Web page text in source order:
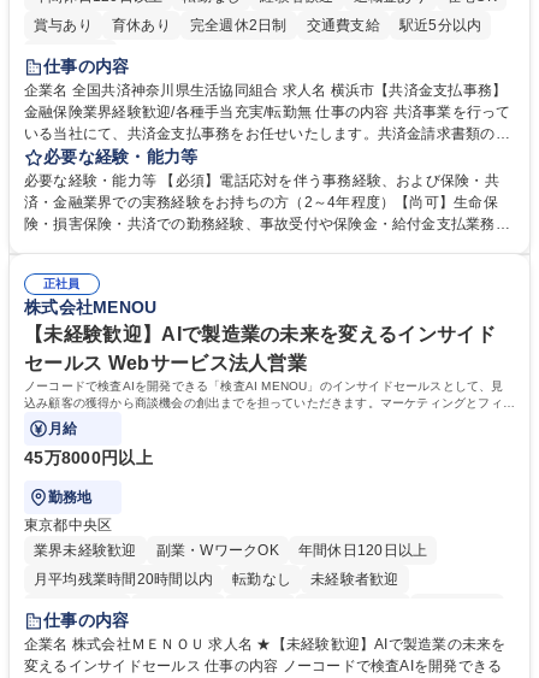
賞与あり
育休あり 完全週休2日制 交通費支給
駅近5分以内
土日祝休み
仕事の内容
企業名 全国共済神奈川県生活協同組合 求人名 横浜市【共済金支払事務】
金融保険業界経験歓迎/各種手当充実/転勤無 仕事の内容 共済事業を行って
いる当社にて、共済金支払事務をお任せいたします。共済金請求書類の受
付・内容確認・審査・データ入力のほか、加入者様や医療機関等からの問
い合わせ電話対応や書類発送等を担当します。 ■共済金請求書類の受付、
内容確認、および共済金支払に関する審査・事務処理業務全般を担当 ■専
用システムへのデータ入力、各種必要書類の作成・発送作業 ■加入者様や
指定する業務 募集職種 横浜市【共済金支払事務】金融保険業界経験歓迎/
各種手当充実/転勤無
必要な経験・能力等
必要な経験・能力等 【必須】電話応対を伴う事務経験、および保険・共
済・金融業界での実務経験をお持ちの方（2～4年程度）【尚可】生命保
険・損害保険・共済での勤務経験、事故受付や保険金・給付金支払業務経
務へのキャリアチェンジ希望者も大歓迎です！ 学歴・資格 学歴：大学院
大学 高専 短大 専修学校 高校 語学力： 資格：
正社員
株式会社MENOU
【未経験歓迎】AIで製造業の未来を変えるインサイド
セールス Webサービス法人営業
ノーコードで検査AIを開発できる「検査AI MENOU」のインサイドセールスとして、見
込み顧客の獲得から商談機会の創出までを担っていただきます。マーケティングとフィー
ルドセールスをつなぐ役割として、
月給
45万8000円以上
勤務地
東京都中央区
業界未経験歓迎
副業・WワークOK
年間休日120日以上
月平均残業時間20時間以内
転勤なし
未経験者歓迎
時短勤務あり
駅近5分以内
土日祝休み 服装自由
仕事の内容
企業名 株式会社ＭＥＮＯＵ 求人名 ★【未経験歓迎】AIで製造業の未来を
変えるインサイドセールス 仕事の内容 ノーコードで検査AIを開発できる